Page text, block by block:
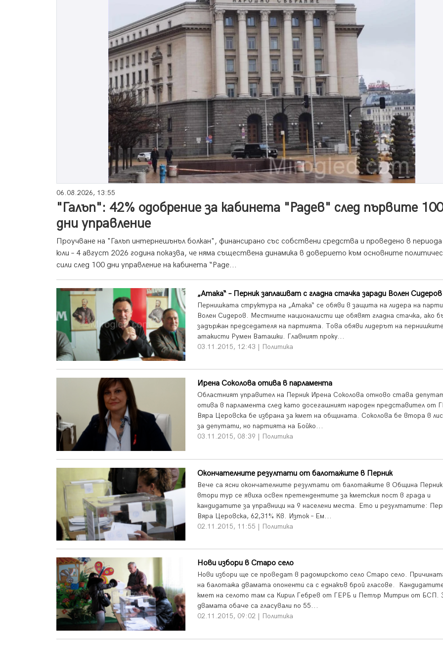
06.08.2026, 13:55
"Галъп": 42% одобрение за кабинета "Радев" след първите 100
дни управление
Проучване на "Галъп интернешънъл болкан", финансирано със собствени средства и проведено в
юли – 4 август 2026 година показва, че няма съществена динамика в доверието към основните
сили след 100 дни управление на кабинета “Раде...
„Атака“ – Перник заплашват с гладна стачка заради Волен Сидеров
Пернишката структура на „Атака“ се обяви в защита на лидера на
Волен Сидеров. Местните националисти ще обявят гладна стачка, ако
задържан председателя на партията. Това обяви лидерът на пернишките
атакисти Румен Ваташки. Главният проку...
03.11.2015, 12:43 | Политика
Ирена Соколова отива в парламента
Областният управител на Перник Ирена Соколова отново става
отива в парламента след като досегашният народен представител от
Вяра Церовска бе избрана за кмет на общината. Соколова бе втора в
за депутати, но партията на Бойко...
03.11.2015, 08:39 | Политика
Окончателните резултати от балотажите в Перник
Вече са ясни окончателните резултати от балотажите в Община
втори тур се явиха освен претендентите за кметския пост в града и
кандидатите за управници на 9 населени места. Ето и резултатите:
Вяра Церовска, 62,31% Кв. Изток – Ем...
02.11.2015, 11:55 | Политика
Нови избори в Старо село
Нови избори ще се проведат в радомирското село Старо село.
на балотажа двамата опоненти са с еднакъв брой гласове.
кмет на селото там са Кирил Гебрев от ГЕРБ и Петър Митрин от БСП.
двамата обаче са гласували по 55...
02.11.2015, 09:02 | Политика